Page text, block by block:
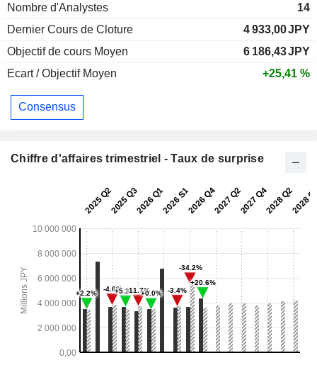
Nombre d'Analystes
14
Dernier Cours de Cloture
4 933,00JPY
Objectif de cours Moyen
6 186,43JPY
Ecart / Objectif Moyen
+25,41 %
Consensus
Chiffre d'affaires trimestriel - Taux de surprise